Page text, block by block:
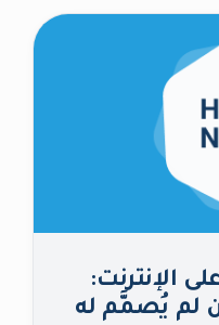
الإنترنت:
لم يُصمَّم له